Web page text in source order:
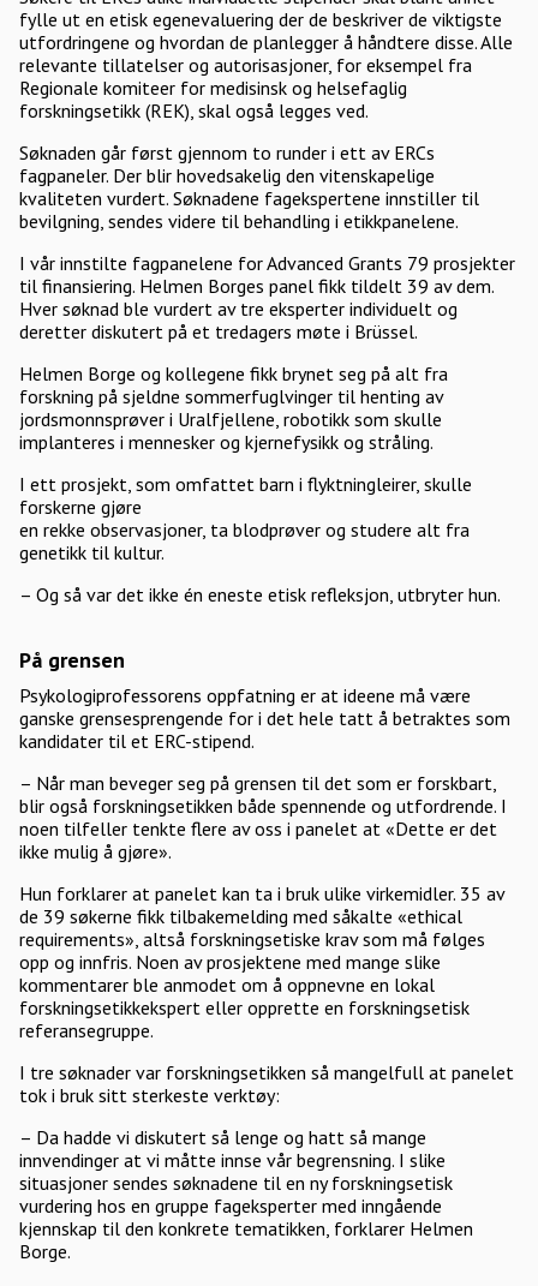
fylle ut en etisk egenevaluering der de beskriver de viktigste
utfordringene og hvordan de planlegger å håndtere disse. Alle
relevante tillatelser og autorisasjoner, for eksempel fra
Regionale komiteer for medisinsk og helsefaglig
forskningsetikk (REK), skal også legges ved.
Søknaden går først gjennom to runder i ett av ERCs
fagpaneler. Der blir hovedsakelig den vitenskapelige
kvaliteten vurdert. Søknadene fagekspertene innstiller til
bevilgning, sendes videre til behandling i etikkpanelene.
I vår innstilte fagpanelene for Advanced Grants 79 prosjekter
til finansiering. Helmen Borges panel fikk tildelt 39 av dem.
Hver søknad ble vurdert av tre eksperter individuelt og
deretter diskutert på et tredagers møte i Brüssel.
Helmen Borge og kollegene fikk brynet seg på alt fra
forskning på sjeldne sommerfuglvinger til henting av
jordsmonnsprøver i Uralfjellene, robotikk som skulle
implanteres i mennesker og kjernefysikk og stråling.
I ett prosjekt, som omfattet barn i flyktningleirer, skulle
forskerne gjøre
en rekke observasjoner, ta blodprøver og studere alt fra
genetikk til kultur.
– Og så var det ikke én eneste etisk refleksjon, utbryter hun.
På grensen
Psykologiprofessorens oppfatning er at ideene må være
ganske grensesprengende for i det hele tatt å betraktes som
kandidater til et ERC-stipend.
– Når man beveger seg på grensen til det som er forskbart,
blir også forskningsetikken både spennende og utfordrende. I
noen tilfeller tenkte flere av oss i panelet at «Dette er det
ikke mulig å gjøre».
Hun forklarer at panelet kan ta i bruk ulike virkemidler. 35 av
de 39 søkerne fikk tilbakemelding med såkalte «ethical
requirements», altså forskningsetiske krav som må følges
opp og innfris. Noen av prosjektene med mange slike
kommentarer ble anmodet om å oppnevne en lokal
forskningsetikkekspert eller opprette en forskningsetisk
referansegruppe.
I tre søknader var forskningsetikken så mangelfull at panelet
tok i bruk sitt sterkeste verktøy:
– Da hadde vi diskutert så lenge og hatt så mange
innvendinger at vi måtte innse vår begrensning. I slike
situasjoner sendes søknadene til en ny forskningsetisk
vurdering hos en gruppe fageksperter med inngående
kjennskap til den konkrete tematikken, forklarer Helmen
Borge.